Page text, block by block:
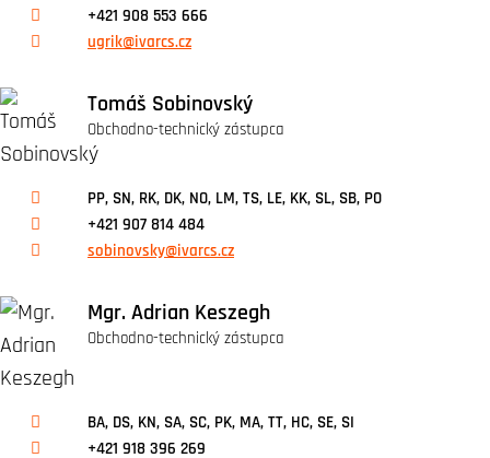
+421 908 553 666
ugrik@ivarcs.cz
Tomáš Sobinovský
Obchodno-technický zástupca
PP, SN, RK, DK, NO, LM, TS, LE, KK, SL, SB, PO
+421 907 814 484
sobinovsky@ivarcs.cz
Mgr. Adrian Keszegh
Obchodno-technický zástupca
BA, DS, KN, SA, SC, PK, MA, TT, HC, SE, SI
+421 918 396 269